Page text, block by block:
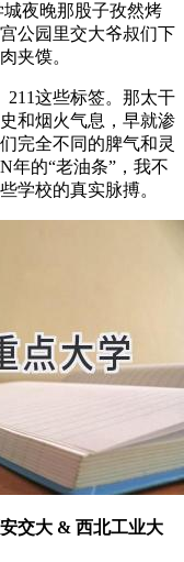
夜晚那股子孜然烤
公园里交大爷叔们下
夹馍。
211这些标签。那太干
和烟火气息，早就渗
完全不同的脾气和灵
年的“老油条”，我不
学校的真实脉搏。
交大 & 西北工业大